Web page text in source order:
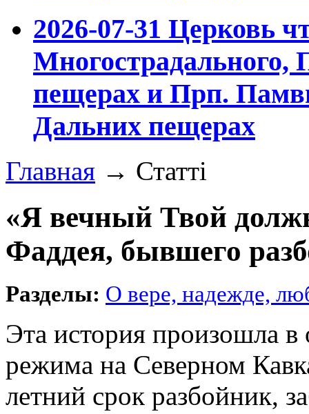
2026-07-31 Церковь
Многострадального,
пещерах и Прп.
Дальних пещерах
Главная → Статті
«Я вечный Твой
Фаддея, бывшего
Разделы: О вере, надежде,
Эта история произошла в
режима на Северном
летний срок разбойник,